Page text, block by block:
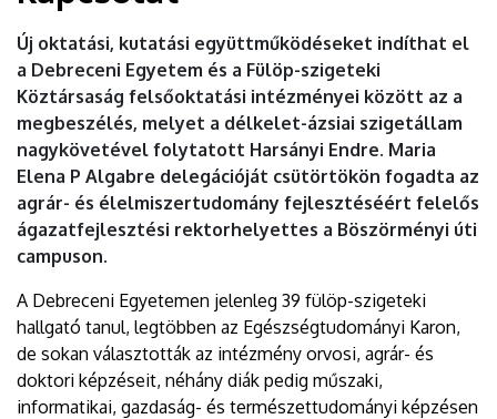
Új oktatási, kutatási együttműködéseket indíthat el
a Debreceni Egyetem és a Fülöp-szigeteki
Köztársaság felsőoktatási intézményei között az a
megbeszélés, melyet a délkelet-ázsiai szigetállam
nagykövetével folytatott Harsányi Endre. Maria
Elena P Algabre delegációját csütörtökön fogadta az
agrár- és élelmiszertudomány fejlesztéséért felelős
ágazatfejlesztési rektorhelyettes a Böszörményi úti
campuson.
A Debreceni Egyetemen jelenleg 39 fülöp-szigeteki
hallgató tanul, legtöbben az Egészségtudományi Karon,
de sokan választották az intézmény orvosi, agrár- és
doktori képzéseit, néhány diák pedig műszaki,
informatikai, gazdaság- és természettudományi képzésen